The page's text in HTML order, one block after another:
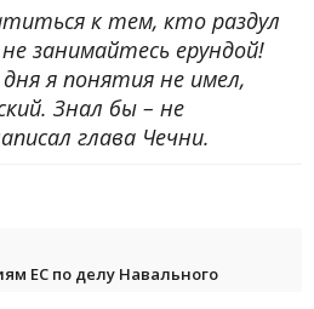
к тем, кто раздул
занимайтесь ерундой!
я понятия не имел,
Знал бы – не
глава Чечни.
ЕС по делу Навального